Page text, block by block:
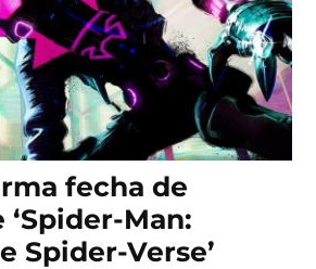
fecha de
Man:
Spider-Verse’